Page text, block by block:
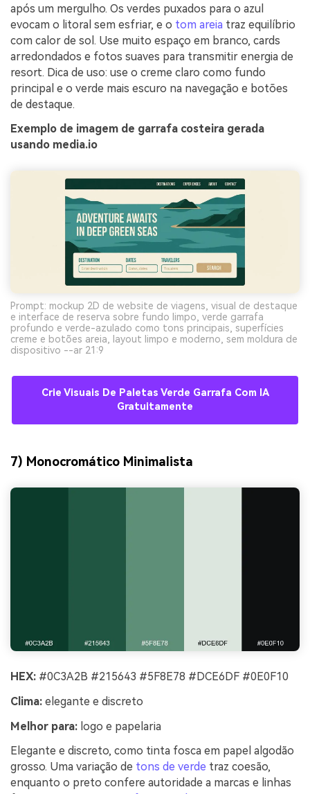
após um mergulho. Os verdes puxados para o azul
evocam o litoral sem esfriar, e o tom areia traz equilíbrio
com calor de sol. Use muito espaço em branco, cards
arredondados e fotos suaves para transmitir energia de
resort. Dica de uso: use o creme claro como fundo
principal e o verde mais escuro na navegação e botões
de destaque.
Exemplo de imagem de garrafa costeira gerada
usando media.io
Prompt: mockup 2D de website de viagens, visual de destaque
e interface de reserva sobre fundo limpo, verde garrafa
profundo e verde-azulado como tons principais, superfícies
creme e botões areia, layout limpo e moderno, sem moldura de
dispositivo --ar 21:9
Crie Visuais De Paletas Verde Garrafa Com IA
Gratuitamente
7) Monocromático Minimalista
HEX: #0C3A2B #215643 #5F8E78 #DCE6DF #0E0F10
Clima: elegante e discreto
Melhor para: logo e papelaria
Elegante e discreto, como tinta fosca em papel algodão
grosso. Uma variação de tons de verde traz coesão,
enquanto o preto confere autoridade a marcas e linhas